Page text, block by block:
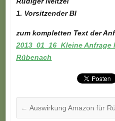
1. Vorsitzender BI
zum kompletten Text der
2013_01_16_Kleine
Rübenach
← Auswirkung Amazon für